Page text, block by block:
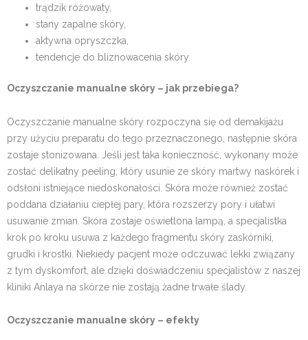
trądzik różowaty,
stany zapalne skóry,
aktywna opryszczka,
tendencje do bliznowacenia skóry.
Oczyszczanie manualne skóry – jak przebiega?
Oczyszczanie manualne skóry rozpoczyna się od demakijażu
przy użyciu preparatu do tego przeznaczonego, następnie skóra
zostaje stonizowana. Jeśli jest taka konieczność, wykonany może
zostać delikatny peeling, który usunie ze skóry martwy naskórek i
odsłoni istniejące niedoskonałości. Skóra może również zostać
poddana działaniu ciepłej pary, która rozszerzy pory i ułatwi
usuwanie zmian. Skóra zostaje oświetlona lampą, a specjalistka
krok po kroku usuwa z każdego fragmentu skóry zaskórniki,
grudki i krostki. Niekiedy pacjent może odczuwać lekki związany
z tym dyskomfort, ale dzięki doświadczeniu specjalistów z naszej
kliniki Anlaya na skórze nie zostają żadne trwałe ślady.
Oczyszczanie manualne skóry – efekty